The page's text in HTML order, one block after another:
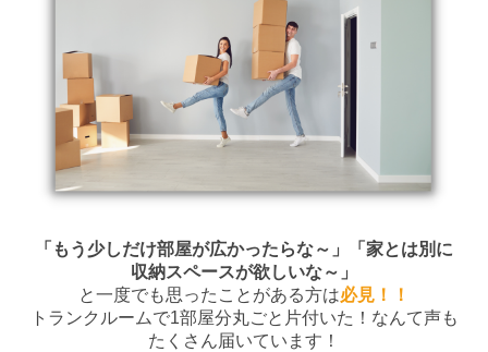
「もう少しだけ部屋が広かったらな～」「家とは別に
収納スペースが欲しいな～」
と一度でも思ったことがある方は必見！！
トランクルームで1部屋分丸ごと片付いた！なんて声も
たくさん届いています！